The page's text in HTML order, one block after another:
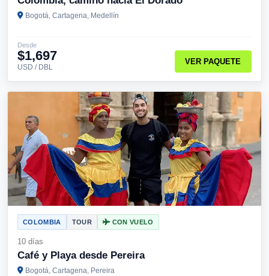
Bogotá, Cartagena, Medellín
Desde
$1,697
USD / DBL
VER PAQUETE
COLOMBIA TOUR CON VUELO
10 días
Café y Playa desde Pereira
Bogotá, Cartagena, Pereira